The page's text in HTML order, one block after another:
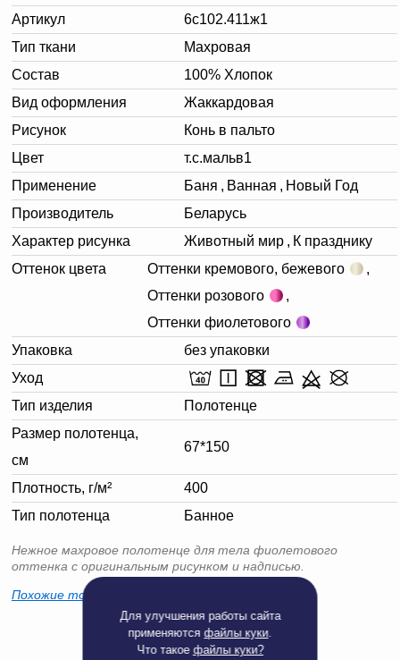
Для улучшения работы сайта
применяютсяфайлы куки.
Что такое файлы куки?
Артикул
6с102.411ж1
Тип ткани
Махровая
Состав
100% Хлопок
Вид оформления
Жаккардовая
Рисунок
Конь в пальто
Цвет
т.с.мальв1
Применение
Баня , Ванная , Новый Год
Производитель
Беларусь
Характер рисунка
Животный мир , К празднику
Оттенок цвета
Оттенки кремового, бежевого
,
Оттенки розового
,
Оттенки фиолетового
Упаковка
без упаковки
Уход
Тип изделия
Полотенце
Размер полотенца,
см
67*150
Плотность, г/м²
400
Тип полотенца
Банное
Нежное махровое полотенце для тела фиолетового
оттенка с оригинальным рисунком и надписью.
Похожие товары